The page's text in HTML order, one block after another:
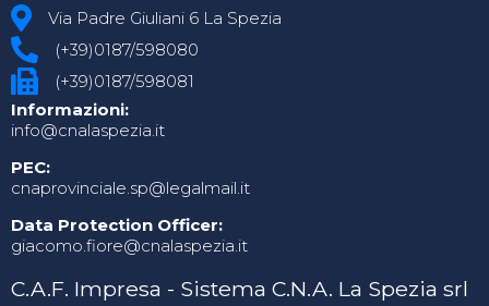
Via Padre Giuliani 6 La Spezia
(+39)0187/598080
(+39)0187/598081
Informazioni:
info@cnalaspezia.it
PEC:
cnaprovinciale.sp@legalmail.it
Data Protection Officer:
giacomo.fiore@cnalaspezia.it
C.A.F. Impresa - Sistema C.N.A. La Spezia srl